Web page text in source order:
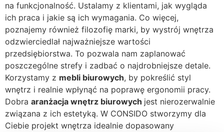
na funkcjonalność. Ustalamy z klientami, jak wygląda
ich praca i jakie są ich wymagania. Co więcej,
poznajemy również filozofię marki, by wystrój wnętrza
odzwierciedlał najważniejsze wartości
przedsiębiorstwa. To pozwala nam zaplanować
poszczególne strefy i zadbać o najdrobniejsze detale.
Korzystamy z mebli biurowych, by pokreślić styl
wnętrz i realnie wpłynąć na poprawę ergonomii pracy.
Dobra aranżacja wnętrz biurowych jest nierozerwalnie
związana z ich estetyką. W CONSIDO stworzymy dla
Ciebie projekt wnętrza idealnie dopasowany